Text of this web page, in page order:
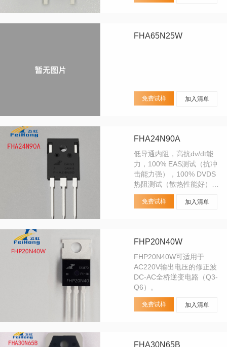
FHA65N25W
免费试样 加入清单
FHA24N90A
低导通内阻，高抗dv/dt能
力，100% EAS测试（抗冲
击能力强），100% DVDS
热阻测试（散热性能好），
100% Rg测试，可靠性高
（满足工业级可靠性要
免费试样 加入清单
FHP20N40W
FHP20N40W可适用于
AC220V输出电压的修正波
DC-AC全桥逆变电路（Q3-
Q6）。
免费试样 加入清单
FHA30N65B